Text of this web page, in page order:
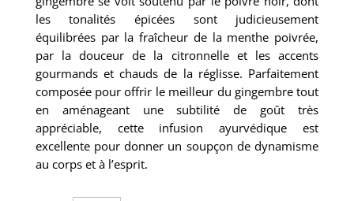
les tonalités épicées sont judicieusement
équilibrées par la fraîcheur de la menthe poivrée,
par la douceur de la citronnelle et les accents
gourmands et chauds de la réglisse. Parfaitement
composée pour offrir le meilleur du gingembre tout
en aménageant une subtilité de goût très
appréciable, cette infusion ayurvédique est
excellente pour donner un soupçon de dynamisme
au corps et à l’esprit.